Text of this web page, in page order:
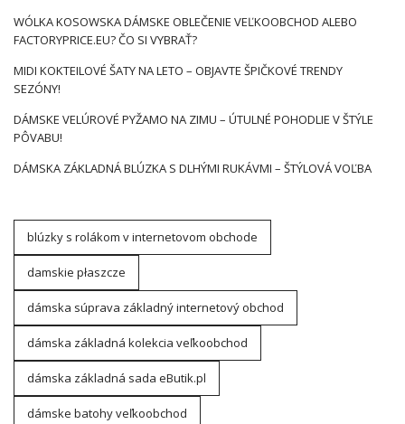
WÓLKA KOSOWSKA DÁMSKE OBLEČENIE VEĽKOOBCHOD ALEBO
FACTORYPRICE.EU? ČO SI VYBRAŤ?
MIDI KOKTEILOVÉ ŠATY NA LETO – OBJAVTE ŠPIČKOVÉ TRENDY
SEZÓNY!
DÁMSKE VELÚROVÉ PYŽAMO NA ZIMU – ÚTULNÉ POHODLIE V ŠTÝLE
PÔVABU!
DÁMSKA ZÁKLADNÁ BLÚZKA S DLHÝMI RUKÁVMI – ŠTÝLOVÁ VOĽBA
blúzky s rolákom v internetovom obchode
damskie płaszcze
dámska súprava základný internetový obchod
dámska základná kolekcia veľkoobchod
dámska základná sada eButik.pl
dámske batohy veľkoobchod